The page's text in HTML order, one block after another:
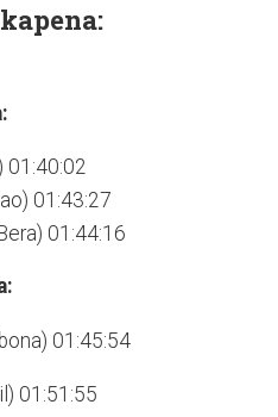
01:40:02
01:43:27
01:44:16
01:45:54
01:51:55